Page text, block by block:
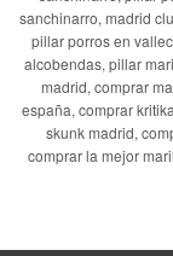
sanchinarro, madrid
pillar porros en
alcobendas, pillar
madrid, comprar
españa, comprar
skunk madrid,
comprar la mejor